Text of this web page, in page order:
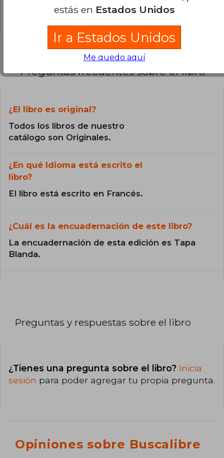
0% (0)
Preguntas frecuentes sobre el libro
¿El libro es original?
Todos los libros de nuestro
catálogo son Originales.
¿En qué Idioma está escrito el
libro?
El libro está escrito en Francés.
¿Cuál es la encuadernación de este libro?
La encuadernación de esta edición es Tapa
Blanda.
Preguntas y respuestas sobre el libro
¿Tienes una pregunta sobre el libro? Inicia
sesión para poder agregar tu propia pregunta.
Opiniones sobre Buscalibre
estás en Estados Unidos
Ir a Estados Unidos
Me quedo aquí